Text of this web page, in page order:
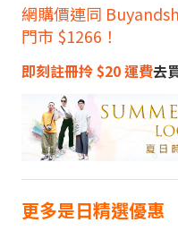
網購價連同
門市 $1266！
即刻註冊拎 $20 運費去
更多是日精選優惠